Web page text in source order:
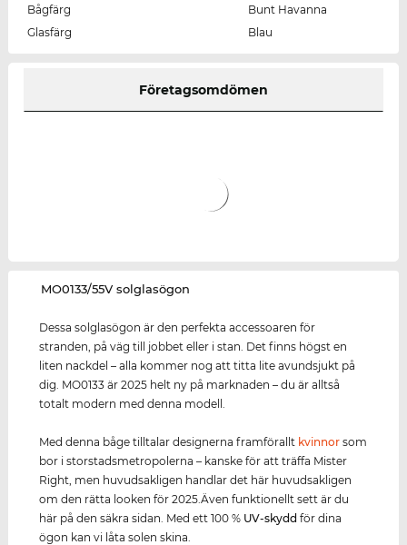
Bågfärg
Bunt Havanna
Glasfärg
Blau
Företagsomdömen
‌MO0133/55V solglasögon
Dessa solglasögon är den perfekta accessoaren för
stranden, på väg till jobbet eller i stan. Det finns högst en
liten nackdel – alla kommer nog att titta lite avundsjukt på
dig. MO0133 är 2025 helt ny på marknaden – du är alltså
totalt modern med denna modell.
Med denna båge tilltalar designerna framförallt kvinnor som
bor i storstadsmetropolerna – kanske för att träffa Mister
Right, men huvudsakligen handlar det här huvudsakligen
om den rätta looken för 2025.Även funktionellt sett är du
här på den säkra sidan. Med ett 100 % UV-skydd för dina
ögon kan vi låta solen skina.